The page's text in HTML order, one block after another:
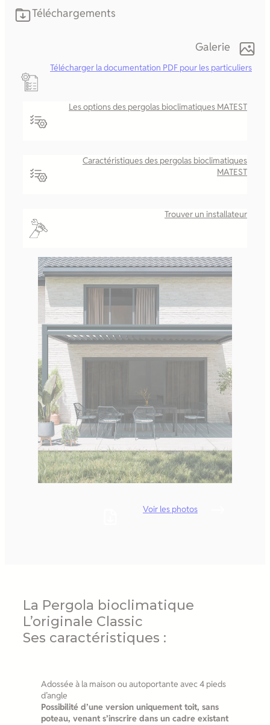
Téléchargements
Galerie
Télécharger la documentation PDF pour les particuliers
Les options des pergolas bioclimatiques MATEST
Caractéristiques des pergolas bioclimatiques
MATEST
Trouver un installateur
Voir les photos
La Pergola bioclimatique
L’originale Classic
Ses caractéristiques :
Adossée à la maison ou autoportante avec 4 pieds
d’angle
Possibilité d’une version uniquement toit, sans
poteau, venant s’inscrire dans un cadre existant